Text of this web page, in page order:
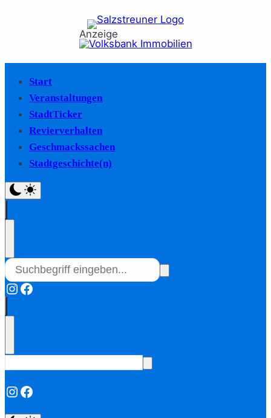
Anzeige
Start
Veranstaltungen
StadtTicker
Revierverhalten
Geschmackssachen
Stadtgeschichte(n)
Instagram
Facebook
Instagram
Facebook